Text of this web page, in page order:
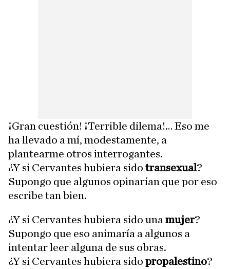
¡Gran cuestión! ¡Terrible dilema!… Eso me
ha llevado a mí, modestamente, a
plantearme otros interrogantes.
¿Y si Cervantes hubiera sido transexual?
Supongo que algunos opinarían que por eso
escribe tan bien.
¿Y si Cervantes hubiera sido una mujer?
Supongo que eso animaría a algunos a
intentar leer alguna de sus obras.
¿Y si Cervantes hubiera sido propalestino?